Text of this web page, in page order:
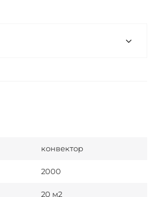
конвектор
2000
20 м2